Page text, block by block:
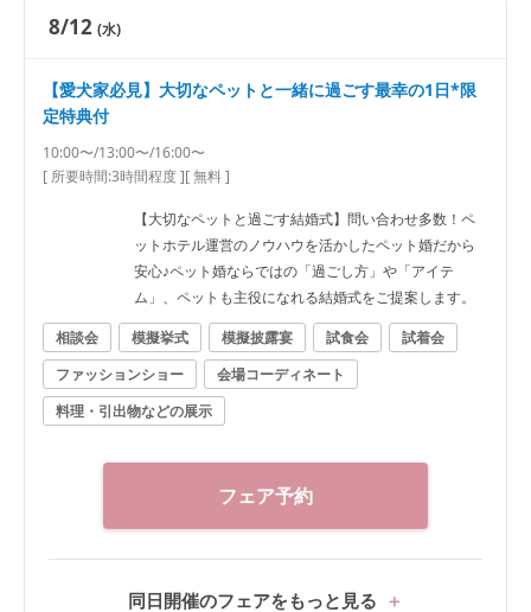
8/12 (水)
【愛犬家必見】大切なペットと一緒に過ごす最幸の1日*限
定特典付
10:00〜/13:00〜/16:00〜
[ 所要時間:3時間程度][ 無料 ]
【大切なペットと過ごす結婚式】問い合わせ多数！ペ
ットホテル運営のノウハウを活かしたペット婚だから
安心♪ペット婚ならではの「過ごし方」や「アイテ
ム」、ペットも主役になれる結婚式をご提案します。
相談会
模擬挙式 模擬披露宴 試食会
試着会
ファッションショー
会場コーディネート
料理・引出物などの展示
フェア予約
同日開催のフェアをもっと見る